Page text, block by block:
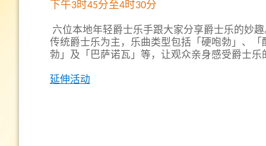
下午3时45分至4时30分
六位本地年轻爵士乐手跟大家分享爵士乐的妙
传统爵士乐为主，乐曲类型包括「硬咆勃」、「
勃」及「巴萨诺瓦」等，让观众亲身感受爵士乐
延伸活动